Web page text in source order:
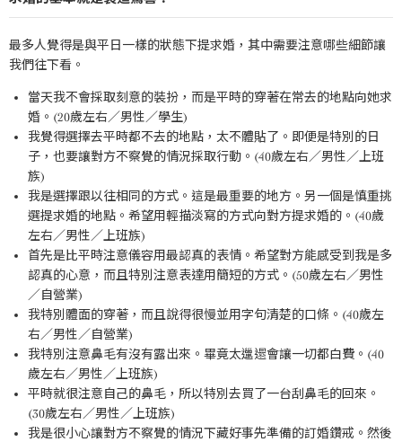
最多人覺得是與平日一樣的狀態下提求婚，其中需要注意哪些細節讓
我們往下看。
當天我不會採取刻意的裝扮，而是平時的穿著在常去的地點向她求
婚。(20歲左右／男性／學生)
我覺得選擇去平時都不去的地點，太不體貼了。即便是特別的日
子，也要讓對方不察覺的情況採取行動。(40歲左右／男性／上班
族)
我是選擇跟以往相同的方式。這是最重要的地方。另一個是慎重挑
選提求婚的地點。希望用輕描淡寫的方式向對方提求婚的。(40歲
左右／男性／上班族)
首先是比平時注意儀容用最認真的表情。希望對方能感受到我是多
認真的心意，而且特別注意表達用簡短的方式。(50歲左右／男性
／自營業)
我特別體面的穿著，而且說得很慢並用字句清楚的口條。(40歲左
右／男性／自營業)
我特別注意鼻毛有沒有露出來。畢竟太邋遢會讓一切都白費。(40
歲左右／男性／上班族)
平時就很注意自己的鼻毛，所以特別去買了一台刮鼻毛的回來。
(30歲左右／男性／上班族)
我是很小心讓對方不察覺的情況下藏好事先準備的訂婚鑽戒。然後